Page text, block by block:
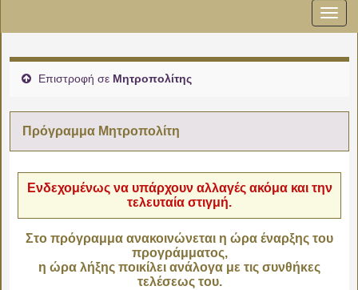
Επιστροφή σε Μητροπολίτης
Πρόγραμμα Μητροπολίτη
Ενδεχομένως να υπάρχουν αλλαγές ακόμα και την
τελευταία στιγμή.
Στο πρόγραμμα ανακοινώνεται η ώρα έναρξης του
προγράμματος,
η ώρα λήξης ποικίλει ανάλογα με τις συνθήκες
τελέσεως του.